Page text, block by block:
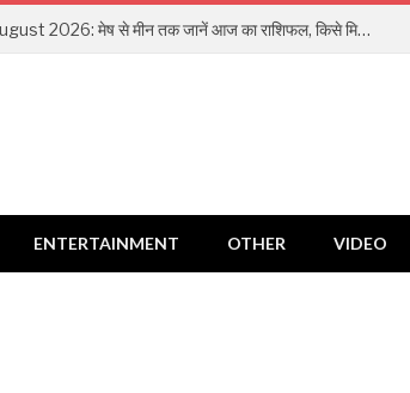
Aaj Ka Rashifal 8 August 2026: मेष से मीन तक जानें आज का राशिफल, किसे मिलेगा धन लाभ और किसे रहना होगा सतर्क
ENTERTAINMENT OTHER VIDEO